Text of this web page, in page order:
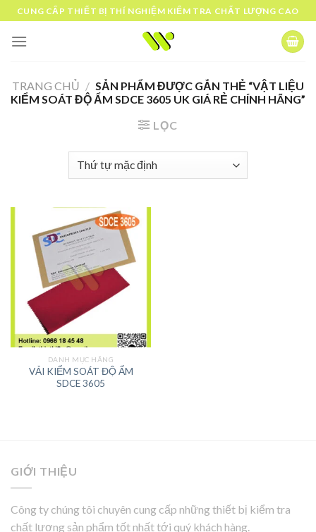
Skip
to
content
CUNG CẤP THIẾT BỊ THÍ NGHIỆM KIỂM TRA CHẤT LƯỢNG CAO
TRANG CHỦ / SẢN PHẨM ĐƯỢC GẮN THẺ “VẬT LIỆU
KIỂM SOÁT ĐỘ ẨM SDCE 3605 UK GIÁ RẺ CHÍNH HÃNG”
LỌC
DANH MỤC HÃNG
VẢI KIỂM SOÁT ĐỘ ẨM
SDCE 3605
GIỚI THIỆU
Công ty chúng tôi chuyên cung cấp những thiết bị kiểm tra
chất lượng sản phẩm tốt nhất tới quý khách hàng.